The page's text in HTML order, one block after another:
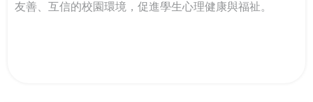
友善、互信的校園環境，促進學生心理健康與福祉。